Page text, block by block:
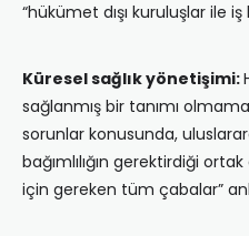
“hükümet dışı kuruluşlar ile
Küresel sağlık yönetişimi:
sağlanmış bir tanımı
sorunlar konusunda,
bağımlılığın gerektirdiği
için gereken tüm çabalar”